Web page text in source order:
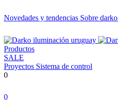
Novedades y tendencias Sobre darko
Productos
SALE
Proyectos Sistema de control
0
0